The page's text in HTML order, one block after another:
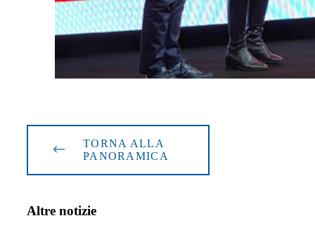
TORNA ALLA
PANORAMICA
Altre notizie